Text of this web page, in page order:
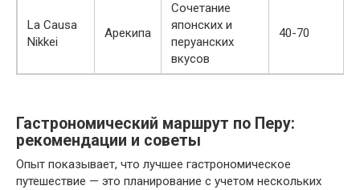
La Causa
Nikkei
Арекипа
Сочетание
японских и
перуанских
вкусов
40-70
Гастрономический маршрут по Перу:
рекомендации и советы
Опыт показывает, что лучшее гастрономическое
путешествие — это планирование с учетом нескольких